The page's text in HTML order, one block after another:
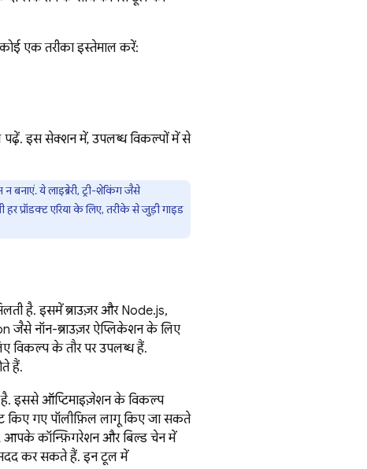
एक तरीका इस्तेमाल करें:
इस सेक्शन में, उपलब्ध विकल्पों में से
बनाएं. ये लाइब्रेरी, ट्री-शेकिंग जैसे
प्रॉडक्ट एरिया के लिए, तरीके से जुड़ी गाइड
है. इसमें ब्राउज़र और Node.js,
जैसे नॉन-ब्राउज़र ऐप्लिकेशन के लिए
विकल्प के तौर पर उपलब्ध हैं.
हैं.
इससे ऑप्टिमाइज़ेशन के विकल्प
किए गए पॉलीफ़िल लागू किए जा सकते
कॉन्फ़िगरेशन और बिल्ड चेन में
कर सकते हैं. इन टूल में